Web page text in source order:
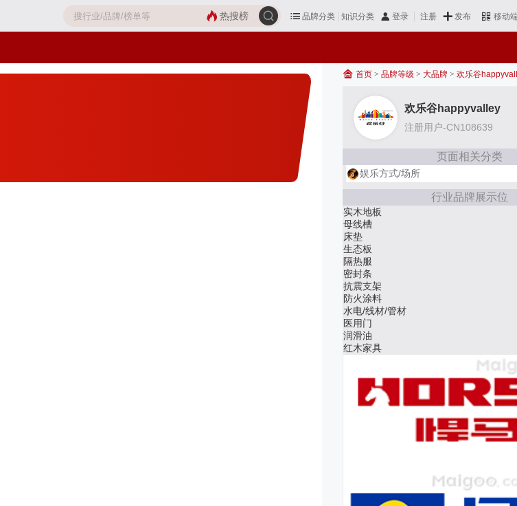
品牌分类 知识分类 登录 注册 发布 移动
热搜榜
首页 > 品牌等级 > 大品牌 > 欢乐谷
欢乐谷happyvalley
注册用户-CN108639
页面相关分类
娱乐方式/场所
行业品牌展示位
实木地板
母线槽
床垫
生态板
隔热服
密封条
抗震支架
防火涂料
水电/线材/管材
医用门
润滑油
红木家具